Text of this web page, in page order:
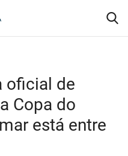
oficial de
Copa do
está entre